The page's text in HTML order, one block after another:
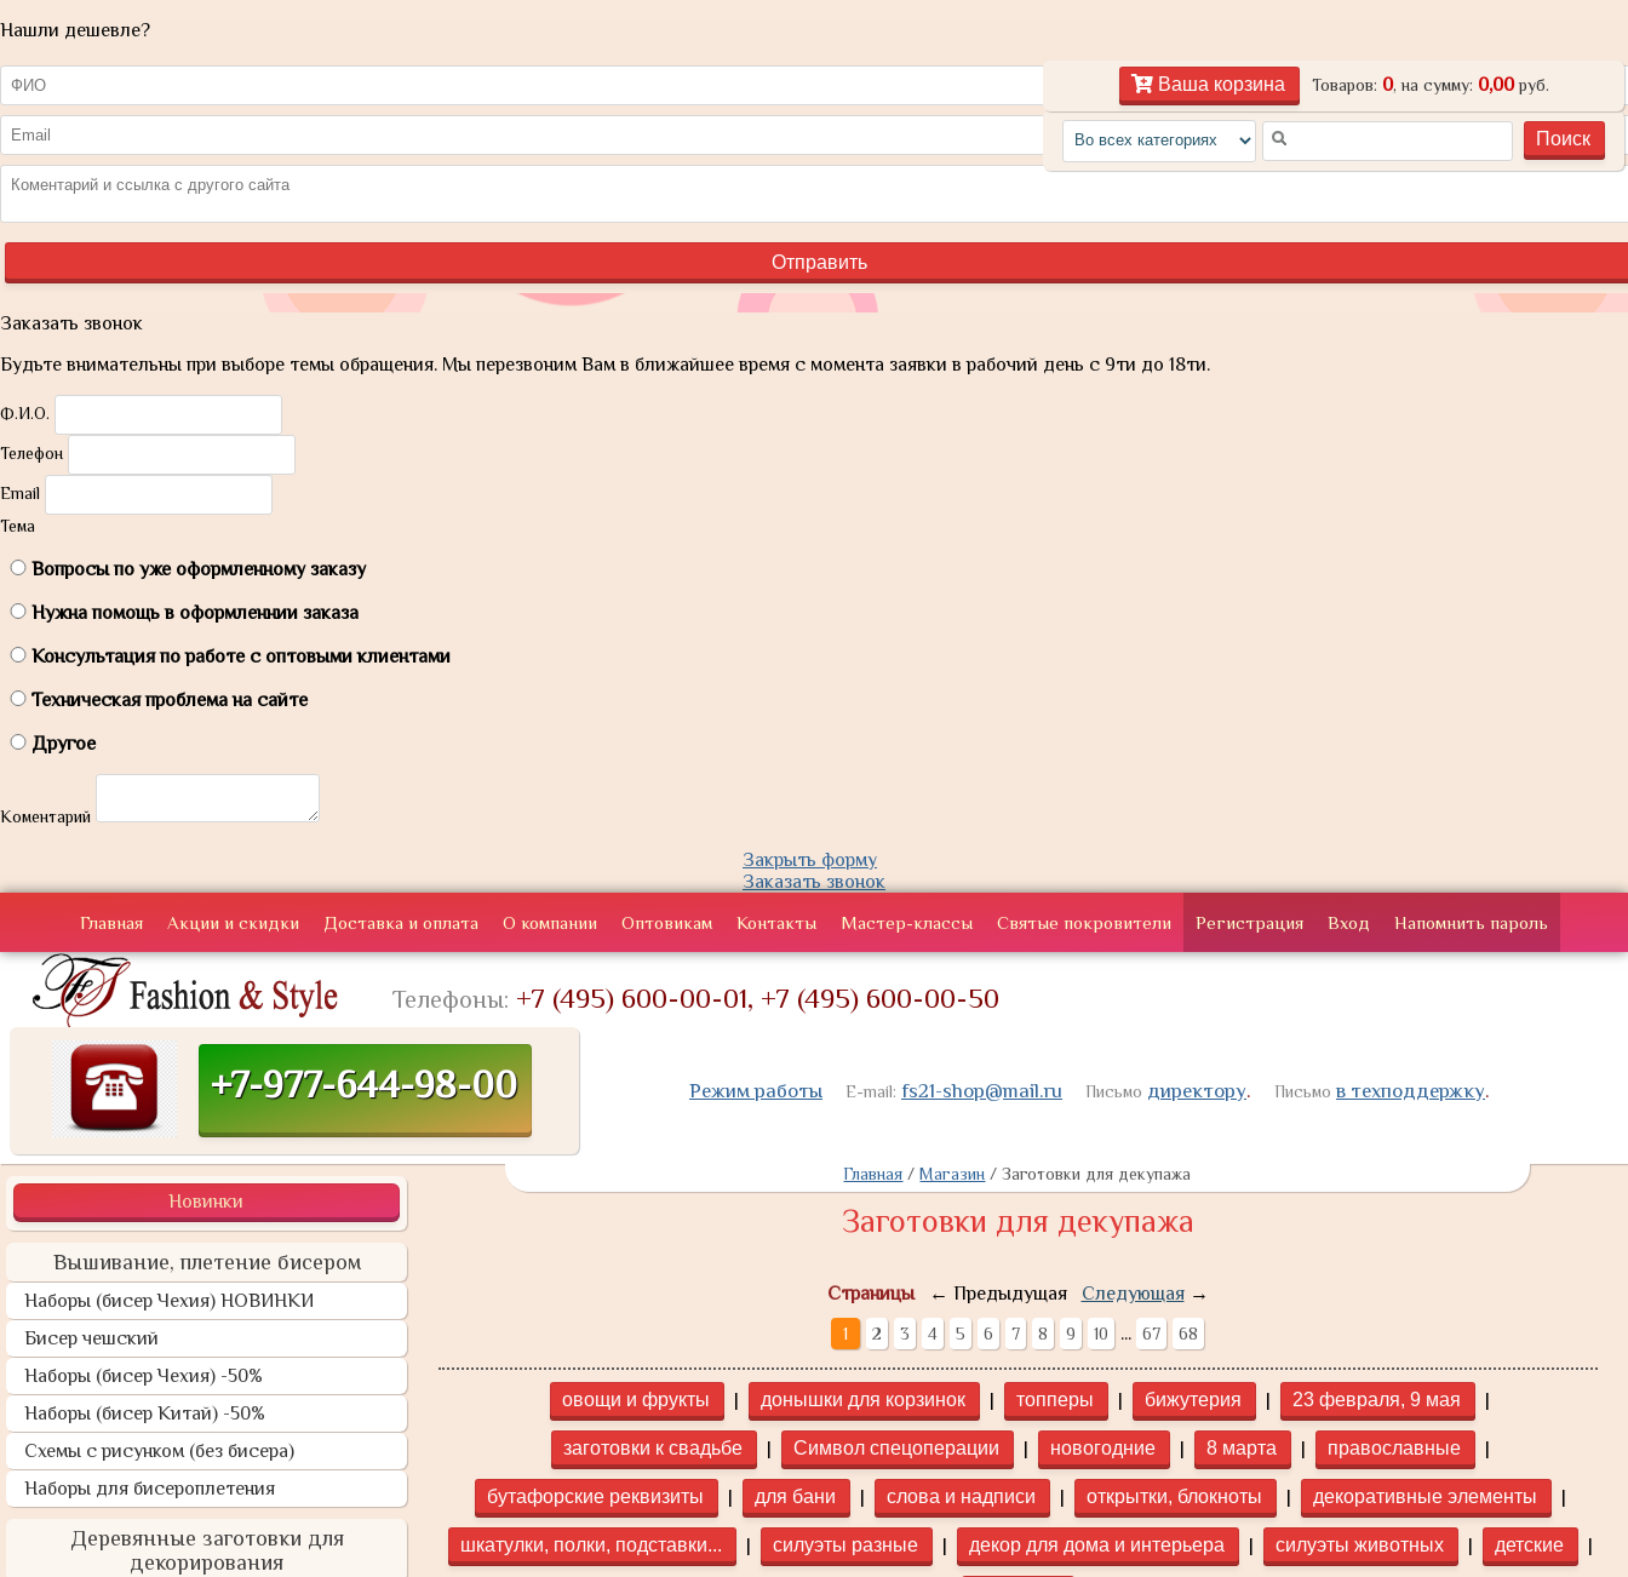
Нашли дешевле?
Заказать звонок
Будьте внимательны при выборе темы обращения. Мы перезвоним Вам в ближайшее время с момента заявки в рабочий день с 9ти до 18ти.
Ф.И.О.
Телефон
Email
Тема
Вопросы по уже оформленному заказу
Нужна помощь в оформленнии заказа
Консультация по работе с оптовыми клиентами
Техническая проблема на сайте
Другое
Коментарий
Закрыть форму
Заказать звонок
Ваша корзина Товаров: 0, на сумму: 0,00руб.
Главная Акции и скидки Доставка и оплата О компании Оптовикам Контакты Мастер-классы Святые покровители Регистрация Вход Напомнить пароль
Телефоны: +7 (495) 600-00-01, +7 (495) 600-00-50
+7-977-644-98-00 Режим работы E-mail: fs21-shop@mail.ru Письмо директору. Письмо в техподдержку.
Новинки
Вышивание, плетение бисером
Наборы (бисер Чехия) НОВИНКИ
Бисер чешский
Наборы (бисер Чехия) -50%
Наборы (бисер Китай) -50%
Схемы с рисунком (без бисера)
Наборы для бисероплетения
Деревянные заготовки для
декорирования
Главная /Магазин /Заготовки для декупажа
Заготовки для декупажа
Страницы← Предыдущая Следующая→
1 2 3 4 5 6 7 8 9 10 ... 67 68
овощи и фрукты | донышки для корзинок | топперы | бижутерия | 23 февраля, 9 мая |
заготовки к свадьбе | Символ спецоперации | новогодние | 8 марта | православные |
бутафорские реквизиты | для бани | слова и надписи | открытки, блокноты | декоративные элементы |
шкатулки, полки, подставки... | силуэты разные | декор для дома и интерьера | силуэты животных | детские |